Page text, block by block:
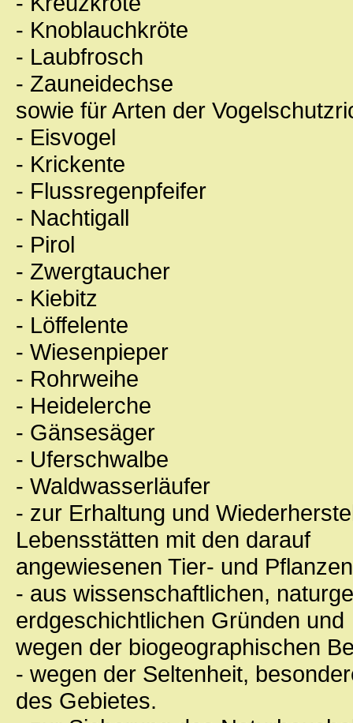
- Knoblauchkröte
- Laubfrosch
- Zauneidechse
sowie für Arten der
- Eisvogel
- Krickente
- Flussregenpfeifer
- Nachtigall
- Pirol
- Zwergtaucher
- Kiebitz
- Löffelente
- Wiesenpieper
- Rohrweihe
- Heidelerche
- Gänsesäger
- Uferschwalbe
- Waldwasserläufer
- zur Erhaltung und
Lebensstätten mit den darauf
angewiesenen Tier- und
- aus wissenschaftlichen,
erdgeschichtlichen Gründen und
wegen der biogeographischen
- wegen der Seltenheit,
des Gebietes.